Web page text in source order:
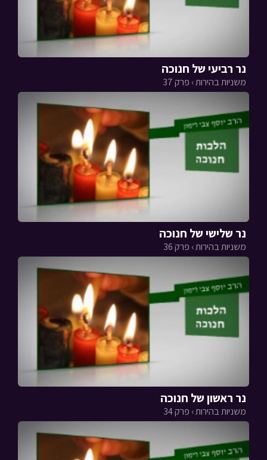
נר רביעי של חנוכה
משניות בהירות › פרק 37
נר שלישי של חנוכה
משניות בהירות › פרק 36
נר ראשון של חנוכה
משניות בהירות › פרק 34